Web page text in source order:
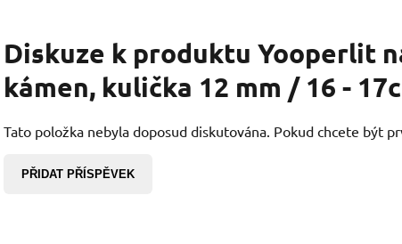
Diskuze k produktu Yooperlit
kámen, kulička 12 mm / 16 -
Tato položka nebyla doposud diskutována. Pokud chcete být
PŘIDAT PŘÍSPĚVEK